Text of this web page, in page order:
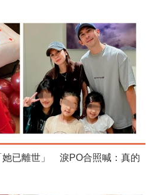
她已離世」 淚PO合照喊：真的